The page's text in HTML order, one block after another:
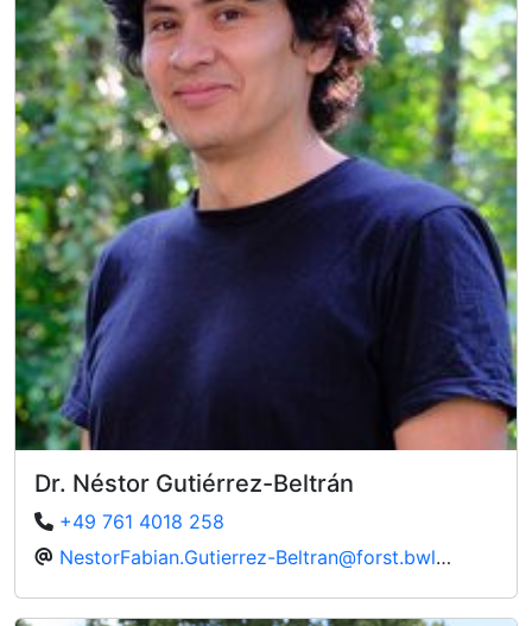
Dr. Néstor Gutiérrez-Beltrán
+49 761 4018 258
NestorFabian.Gutierrez-Beltran@forst.bwl.de